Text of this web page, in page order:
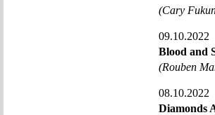
(Cary
09.10.2022
Blood and
(Rouben
08.10.2022
Diamonds